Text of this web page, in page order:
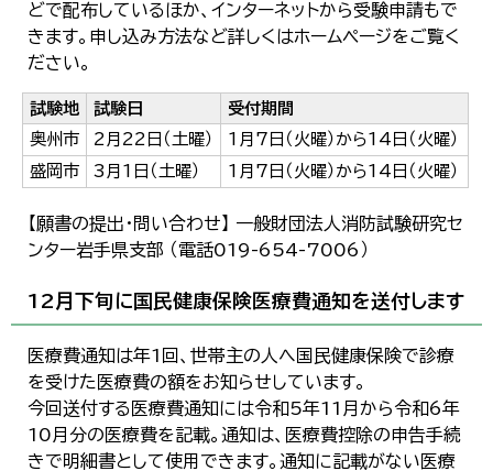
どで配布しているほか、インターネットから受験申請もで
きます。申し込み方法など詳しくはホームページをご覧く
ださい。
試験地 試験日
受付期間
奥州市
2月22日（土曜）
1月7日（火曜）から14日（火曜）
盛岡市
3月1日（土曜） 1月7日（火曜）から14日（火曜）
【願書の提出・問い合わせ】 一般財団法人消防試験研究セ
ンター岩手県支部 （電話019-654-7006）
12月下旬に国民健康保険医療費通知を送付します
医療費通知は年1回、世帯主の人へ国民健康保険で診療
を受けた医療費の額をお知らせしています。
今回送付する医療費通知には令和5年11月から令和6年
10月分の医療費を記載。通知は、医療費控除の申告手続
きで明細書として使用できます。通知に記載がない医療